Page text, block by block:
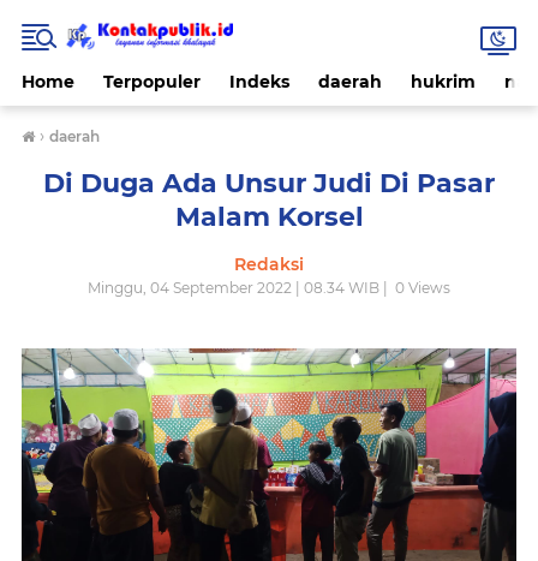
Home Terpopuler Indeks daerah hukrim
› daerah
Di Duga Ada Unsur Judi Di Pasar
Malam Korsel
Redaksi
Minggu, 04 September 2022 | 08.34 WIB | 0 Views